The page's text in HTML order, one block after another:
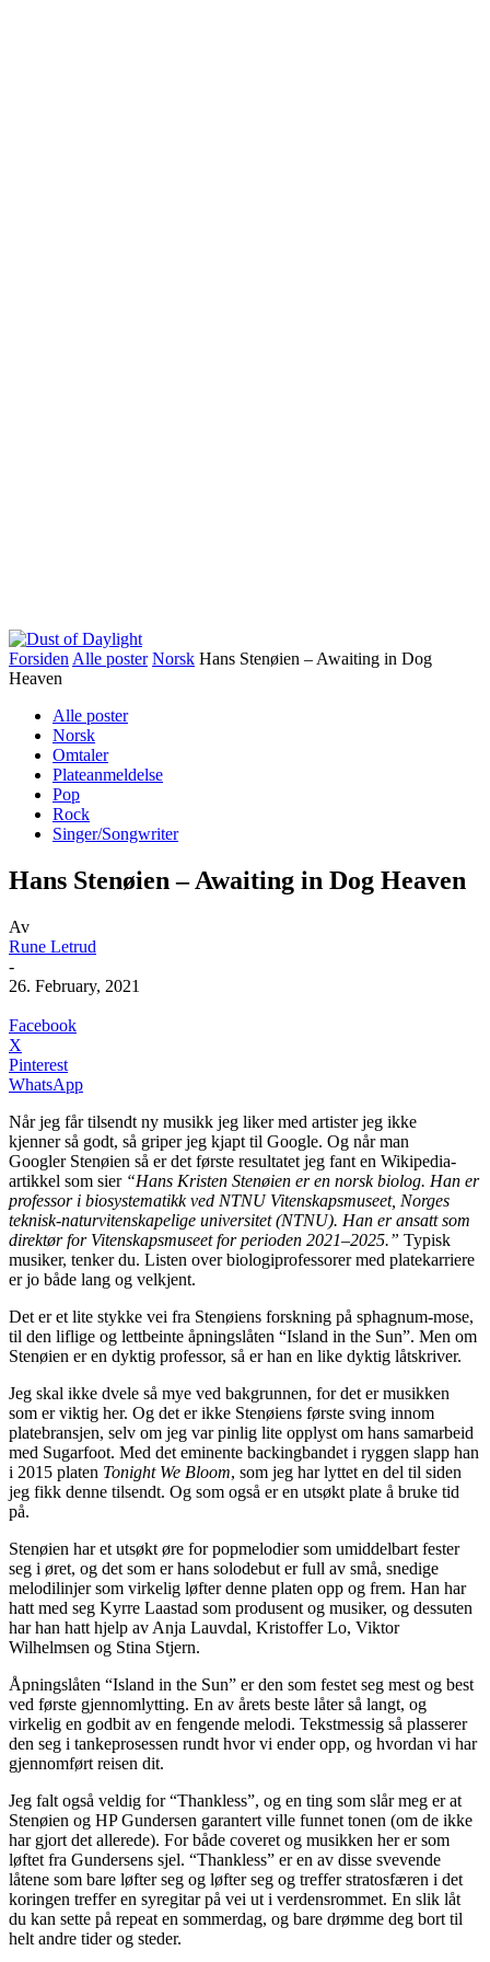
Forsiden Alle poster Norsk Hans Stenøien – Awaiting in Dog
Heaven
Alle poster
Norsk
Omtaler
Plateanmeldelse
Pop
Rock
Singer/Songwriter
Hans Stenøien – Awaiting in Dog Heaven
Av
Rune Letrud
-
26. February, 2021
Facebook
X
Pinterest
WhatsApp
Når jeg får tilsendt ny musikk jeg liker med artister jeg ikke
kjenner så godt, så griper jeg kjapt til Google. Og når man
Googler Stenøien så er det første resultatet jeg fant en Wikipedia-
artikkel som sier “Hans Kristen Stenøien er en norsk biolog. Han er
professor i biosystematikk ved NTNU Vitenskapsmuseet, Norges
teknisk-naturvitenskapelige universitet (NTNU). Han er ansatt som
direktør for Vitenskapsmuseet for perioden 2021–2025.” Typisk
musiker, tenker du. Listen over biologiprofessorer med platekarriere
er jo både lang og velkjent.
Det er et lite stykke vei fra Stenøiens forskning på sphagnum-mose,
til den liflige og lettbeinte åpningslåten “Island in the Sun”. Men om
Stenøien er en dyktig professor, så er han en like dyktig låtskriver.
Jeg skal ikke dvele så mye ved bakgrunnen, for det er musikken
som er viktig her. Og det er ikke Stenøiens første sving innom
platebransjen, selv om jeg var pinlig lite opplyst om hans samarbeid
med Sugarfoot. Med det eminente backingbandet i ryggen slapp han
i 2015 platen Tonight We Bloom, som jeg har lyttet en del til siden
jeg fikk denne tilsendt. Og som også er en utsøkt plate å bruke tid
på.
Stenøien har et utsøkt øre for popmelodier som umiddelbart fester
seg i øret, og det som er hans solodebut er full av små, snedige
melodilinjer som virkelig løfter denne platen opp og frem. Han har
hatt med seg Kyrre Laastad som produsent og musiker, og dessuten
har han hatt hjelp av Anja Lauvdal, Kristoffer Lo, Viktor
Wilhelmsen og Stina Stjern.
Åpningslåten “Island in the Sun” er den som festet seg mest og best
ved første gjennomlytting. En av årets beste låter så langt, og
virkelig en godbit av en fengende melodi. Tekstmessig så plasserer
den seg i tankeprosessen rundt hvor vi ender opp, og hvordan vi har
gjennomført reisen dit.
Jeg falt også veldig for “Thankless”, og en ting som slår meg er at
Stenøien og HP Gundersen garantert ville funnet tonen (om de ikke
har gjort det allerede). For både coveret og musikken her er som
løftet fra Gundersens sjel. “Thankless” er en av disse svevende
låtene som bare løfter seg og løfter seg og treffer stratosfæren i det
koringen treffer en syregitar på vei ut i verdensrommet. En slik låt
du kan sette på repeat en sommerdag, og bare drømme deg bort til
helt andre tider og steder.